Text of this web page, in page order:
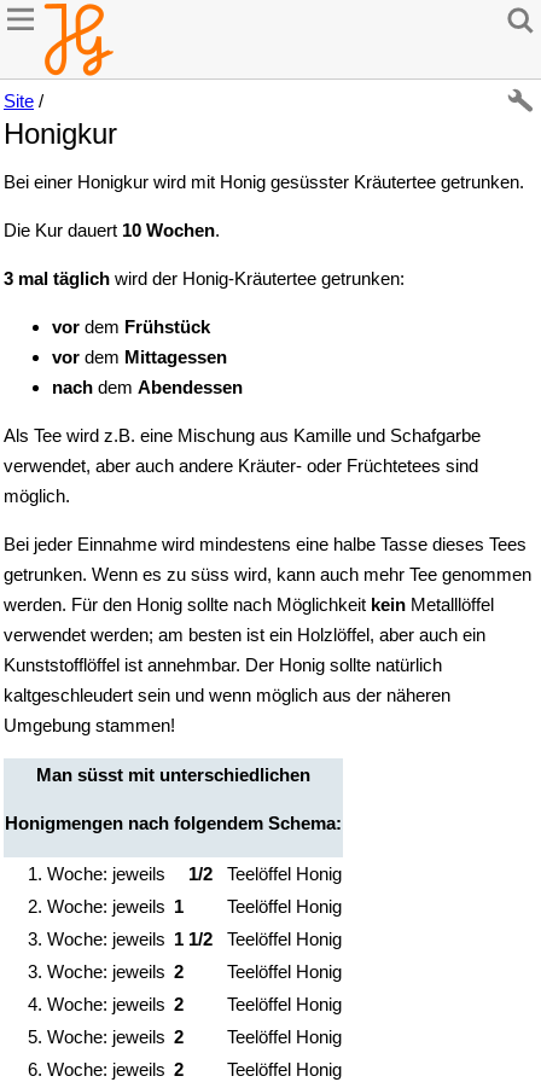
Site /
Honigkur
Bei einer Honigkur wird mit Honig gesüsster Kräutertee getrunken.
Die Kur dauert 10 Wochen.
3 mal täglich wird der Honig-Kräutertee getrunken:
vor dem Frühstück
vor dem Mittagessen
nach dem Abendessen
Als Tee wird z.B. eine Mischung aus Kamille und Schafgarbe
verwendet, aber auch andere Kräuter- oder Früchtetees sind
möglich.
Bei jeder Einnahme wird mindestens eine halbe Tasse dieses Tees
getrunken. Wenn es zu süss wird, kann auch mehr Tee genommen
werden. Für den Honig sollte nach Möglichkeit kein Metalllöffel
verwendet werden; am besten ist ein Holzlöffel, aber auch ein
Kunststofflöffel ist annehmbar. Der Honig sollte natürlich
kaltgeschleudert sein und wenn möglich aus der näheren
Umgebung stammen!
Man süsst mit unterschiedlichen
Honigmengen nach folgendem Schema:
1. Woche: jeweils 1/2
Teelöffel Honig
2. Woche: jeweils 1
Teelöffel Honig
3. Woche: jeweils 1 1/2
Teelöffel Honig
3. Woche: jeweils 2
Teelöffel Honig
4. Woche: jeweils 2
Teelöffel Honig
5. Woche: jeweils 2
Teelöffel Honig
6. Woche: jeweils 2 Teelöffel Honig